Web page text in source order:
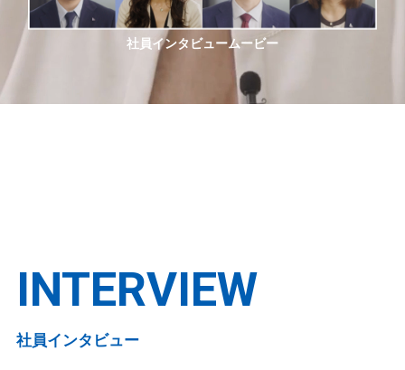
社員インタビュームービー
INTERVIEW
社員インタビュー